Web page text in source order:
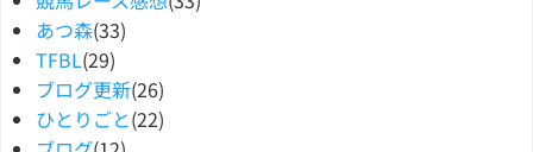
あつ森(33)
TFBL(29)
ブログ更新(26)
ひとりごと(22)